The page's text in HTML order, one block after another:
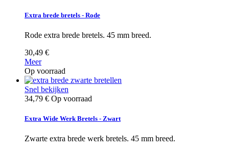
Extra brede bretels - Rode
Rode extra brede bretels. 45 mm breed.
30,49 €
Meer
Op voorraad
Snel bekijken
34,79 € Op voorraad
Extra Wide Werk Bretels - Zwart
Zwarte extra brede werk bretels. 45 mm breed.